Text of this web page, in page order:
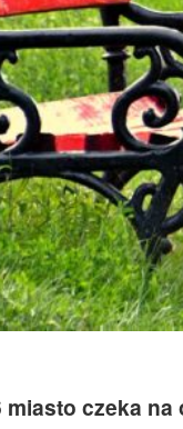
miasto czeka